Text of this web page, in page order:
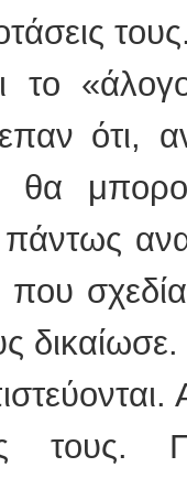
το
ότι,
θα
πάντως
που
δικαίωσε.
τους.